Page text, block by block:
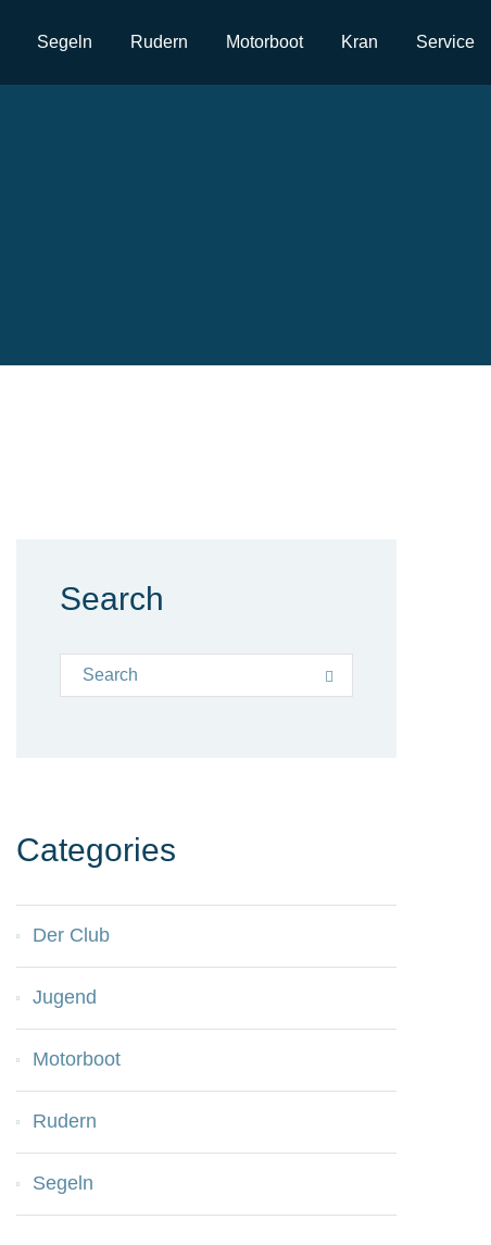
Segeln Rudern Motorboot Kran Service
Search
Search for:
Categories
Der Club
Jugend
Motorboot
Rudern
Segeln